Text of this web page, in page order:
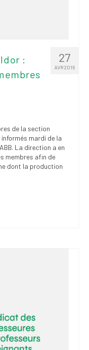
27
AVR 2016
:
de la section
mardi de la
La direction a en
membres afin de
dont la production